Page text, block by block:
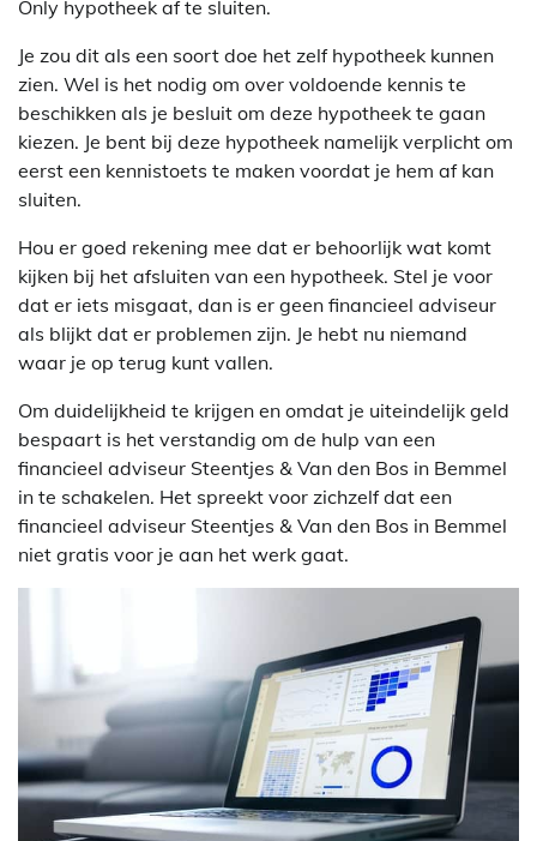
Only hypotheek af te sluiten.
Je zou dit als een soort doe het zelf hypotheek kunnen
zien. Wel is het nodig om over voldoende kennis te
beschikken als je besluit om deze hypotheek te gaan
kiezen. Je bent bij deze hypotheek namelijk verplicht om
eerst een kennistoets te maken voordat je hem af kan
sluiten.
Hou er goed rekening mee dat er behoorlijk wat komt
kijken bij het afsluiten van een hypotheek. Stel je voor
dat er iets misgaat, dan is er geen financieel adviseur
als blijkt dat er problemen zijn. Je hebt nu niemand
waar je op terug kunt vallen.
Om duidelijkheid te krijgen en omdat je uiteindelijk geld
bespaart is het verstandig om de hulp van een
financieel adviseur Steentjes & Van den Bos in Bemmel
in te schakelen. Het spreekt voor zichzelf dat een
financieel adviseur Steentjes & Van den Bos in Bemmel
niet gratis voor je aan het werk gaat.